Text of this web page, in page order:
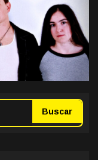
Buscar